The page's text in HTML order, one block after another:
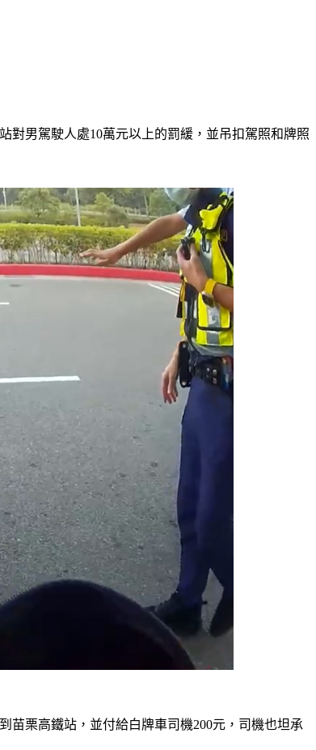
對男駕駛人處10萬元以上的罰緩，並吊扣駕照和牌照
苗栗高鐵站，並付給白牌車司機200元，司機也坦承